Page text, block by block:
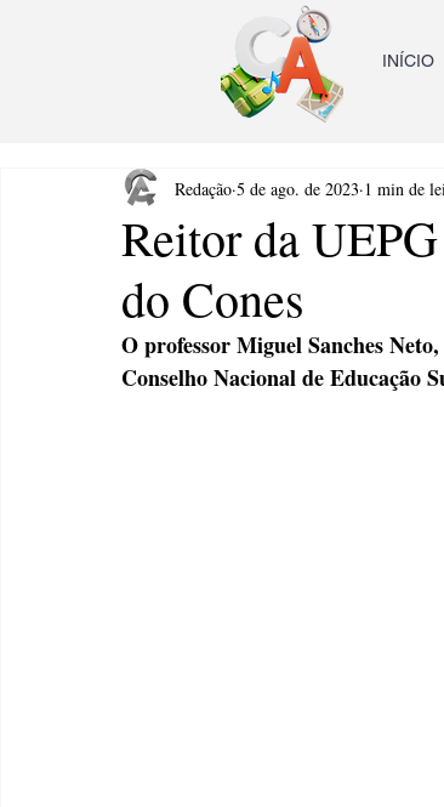
INÍCIO
Reitor da
do Cones
Redação 5 de ago. de 2023 1 min de
O professor Miguel Sanches
Conselho Nacional de Educação